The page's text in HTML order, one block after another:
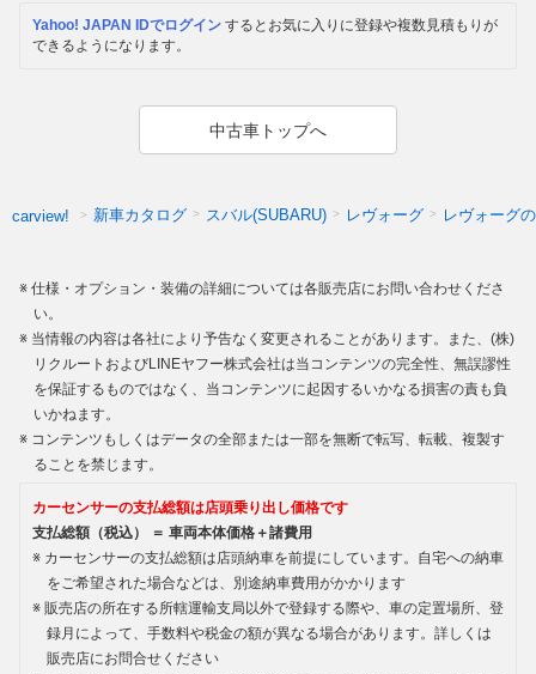
Yahoo! JAPAN IDでログイン するとお気に入りに登録や複数見積もりが
できるようになります。
中古車トップへ
carview! 新車カタログ スバル(SUBARU) レヴォーグ レヴォーグ
仕様・オプション・装備の詳細については各販売店にお問い合わせくださ
い。
当情報の内容は各社により予告なく変更されることがあります。また、(株)
リクルートおよびLINEヤフー株式会社は当コンテンツの完全性、無誤謬性
を保証するものではなく、当コンテンツに起因するいかなる損害の責も負
いかねます。
コンテンツもしくはデータの全部または一部を無断で転写、転載、複製す
ることを禁じます。
カーセンサーの支払総額は店頭乗り出し価格です
支払総額（税込） ＝ 車両本体価格＋諸費用
カーセンサーの支払総額は店頭納車を前提にしています。自宅への納車
をご希望された場合などは、別途納車費用がかかります
販売店の所在する所轄運輸支局以外で登録する際や、車の定置場所、登
録月によって、手数料や税金の額が異なる場合があります。詳しくは
販売店にお問合せください